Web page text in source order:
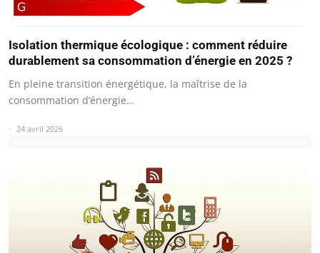
Isolation thermique écologique : comment réduire
durablement sa consommation d’énergie en 2025 ?
En pleine transition énergétique, la maîtrise de la
consommation d’énergie…
24 avril 2026